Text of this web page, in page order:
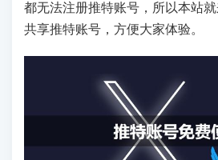
都无法注册推特账号，所以本站
共享推特账号，方便大家体验。